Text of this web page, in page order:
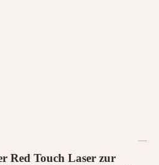
Red Touch Laser zur